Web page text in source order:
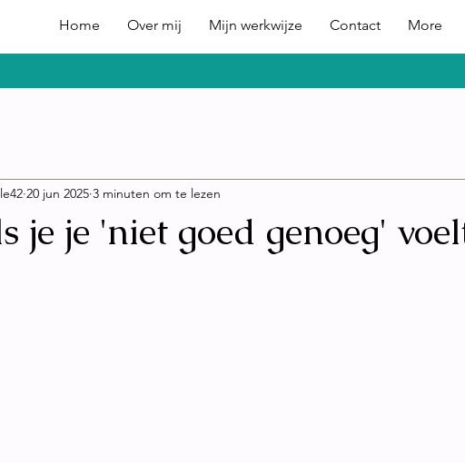
Home Over mij Mijn werkwijze Contact More
je je 'niet goed genoeg'
20 jun 2025 3 minuten om te lezen